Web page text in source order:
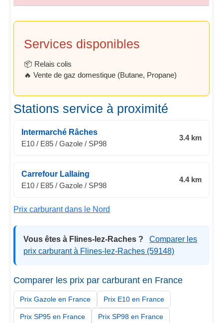
Services disponibles
📦 Relais colis
🔥 Vente de gaz domestique (Butane, Propane)
Stations service à proximité
Intermarché Râches
E10 / E85 / Gazole / SP98
3.4 km
Carrefour Lallaing
E10 / E85 / Gazole / SP98
4.4 km
Prix carburant dans le Nord
Vous êtes à Flines-lez-Raches ?
Comparer les
prix carburant à Flines-lez-Raches (59148)
Comparer les prix par carburant en France
Prix Gazole en France Prix E10 en France
Prix SP95 en France Prix SP98 en France